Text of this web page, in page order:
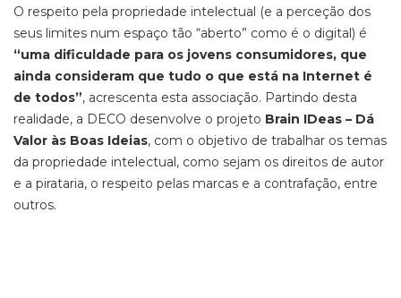
O respeito pela propriedade intelectual (e a perceção dos
seus limites num espaço tão “aberto” como é o digital) é
“uma dificuldade para os jovens consumidores, que
ainda consideram que tudo o que está na Internet é
de todos”, acrescenta esta associação. Partindo desta
realidade, a DECO desenvolve o projeto Brain IDeas – Dá
Valor às Boas Ideias, com o objetivo de trabalhar os temas
da propriedade intelectual, como sejam os direitos de autor
e a pirataria, o respeito pelas marcas e a contrafação, entre
outros.